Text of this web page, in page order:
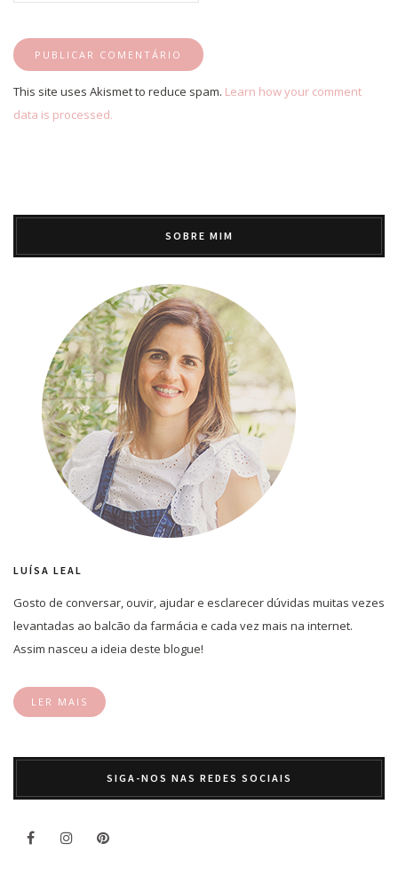
This site uses Akismet to reduce spam. Learn how your comment
data is processed.
SOBRE MIM
LUÍSA LEAL
Gosto de conversar, ouvir, ajudar e esclarecer dúvidas muitas vezes
levantadas ao balcão da farmácia e cada vez mais na internet.
Assim nasceu a ideia deste blogue!
LER MAIS
SIGA-NOS NAS REDES SOCIAIS